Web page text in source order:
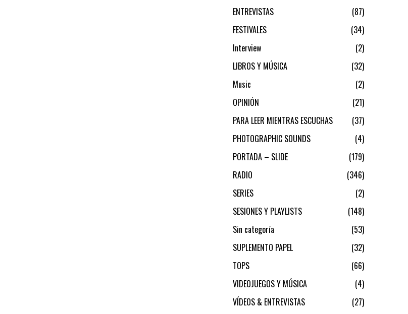
ENTREVISTAS
87
FESTIVALES
34
Interview
2
LIBROS Y MÚSICA
32
Music
2
OPINIÓN
21
PARA LEER MIENTRAS ESCUCHAS
37
PHOTOGRAPHIC SOUNDS
4
PORTADA – SLIDE
179
RADIO
346
SERIES
2
SESIONES Y PLAYLISTS
148
Sin categoría
53
SUPLEMENTO PAPEL
32
TOPS
66
VIDEOJUEGOS Y MÚSICA
4
VÍDEOS & ENTREVISTAS
27